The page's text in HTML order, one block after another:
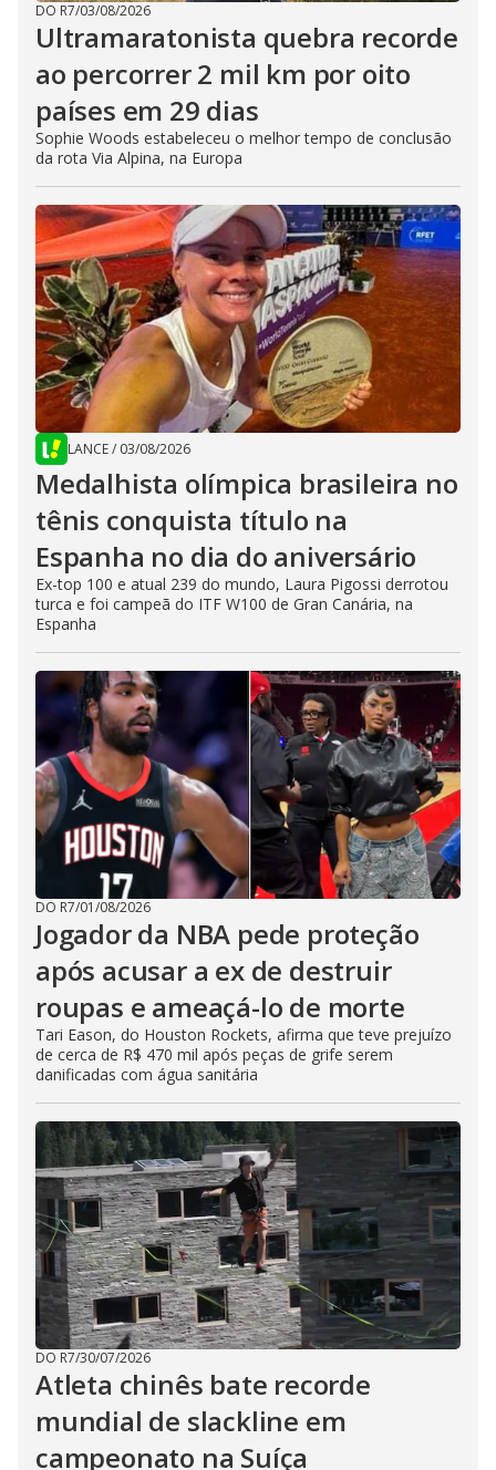
DO R7/03/08/2026
Ultramaratonista quebra recorde
ao percorrer 2 mil km por oito
países em 29 dias
Sophie Woods estabeleceu o melhor tempo de conclusão
da rota Via Alpina, na Europa
LANCE/ 03/08/2026
Medalhista olímpica brasileira no
tênis conquista título na
Espanha no dia do aniversário
Ex-top 100 e atual 239 do mundo, Laura Pigossi derrotou
turca e foi campeã do ITF W100 de Gran Canária, na
Espanha
DO R7/01/08/2026
Jogador da NBA pede proteção
após acusar a ex de destruir
roupas e ameaçá-lo de morte
Tari Eason, do Houston Rockets, afirma que teve prejuízo
de cerca de R$ 470 mil após peças de grife serem
danificadas com água sanitária
DO R7/30/07/2026
Atleta chinês bate recorde
mundial de slackline em
campeonato na Suíça